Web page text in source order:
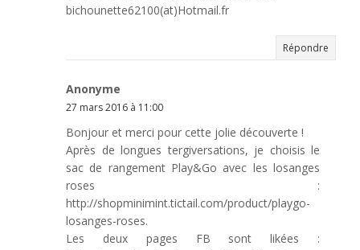
bichounette62100(at)Hotmail.fr
Répondre
Anonyme
27 mars 2016 à 11:00
Bonjour et merci pour cette jolie découverte !
Après de longues tergiversations, je choisis le
sac de rangement Play&Go avec les losanges
roses :
http://shopminimint.tictail.com/product/playgo-
losanges-roses.
Les deux pages FB sont likées :